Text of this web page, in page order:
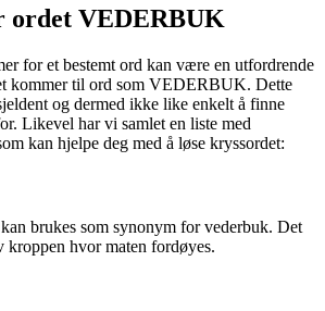
ordet VEDERBUK
for et bestemt ord kan være en utfordrende
kommer til ord som VEDERBUK. Dette
og dermed ikke like enkelt å finne
Likevel har vi samlet en liste med
kan hjelpe deg med å løse kryssordet:
brukes som synonym for vederbuk. Det
kroppen hvor maten fordøyes.